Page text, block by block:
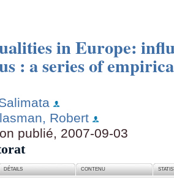
in Europe:
: a series of
Robert
publié, 2007-09-03
DÉTAILS CONTENU